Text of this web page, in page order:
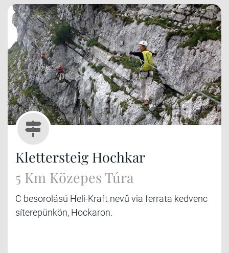
Klettersteig Hochkar
5 Km Közepes Túra
C besorolású Heli-Kraft nevű via ferrata kedvenc
síterepünkön, Hockaron.